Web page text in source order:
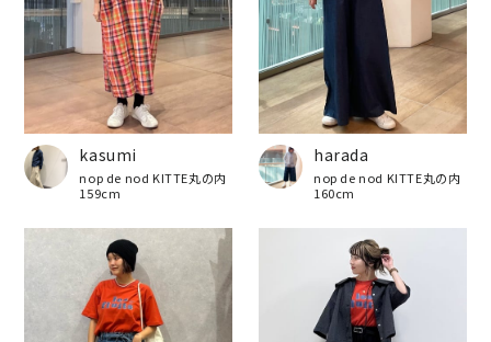
kasumi
nop de nod KITTE丸の内
159cm
harada
nop de nod KITTE丸の内
160cm